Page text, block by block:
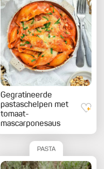
Gegratineerde
pastaschelpen met
tomaat-
mascarponesaus
PASTA